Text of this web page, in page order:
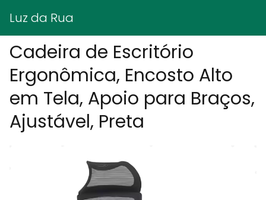
Luz da Rua
Cadeira de Escritório
Ergonômica, Encosto Alto
em Tela, Apoio para Braços,
Ajustável, Preta